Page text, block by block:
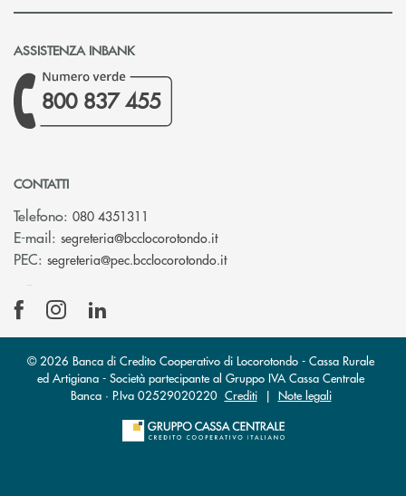
ASSISTENZA INBANK
800 837 455
CONTATTI
Telefono: 080 4351311
E-mail: segreteria@bcclocorotondo.it(si apre l’app di posta
PEC: segreteria@pec.bcclocorotondo.it(si apre l’app di posta
© 2026 Banca di Credito Cooperativo di Locorotondo - Cassa Rurale
ed Artigiana - Società partecipante al Gruppo IVA Cassa Centrale
Banca · P.Iva 02529020220 Crediti| Note legali